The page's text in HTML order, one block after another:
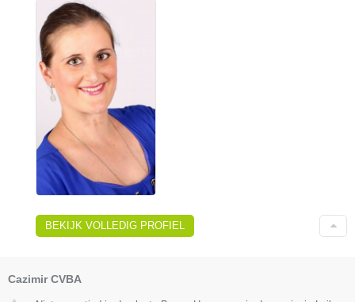
BEKIJK VOLLEDIG PROFIEL
Cazimir CVBA